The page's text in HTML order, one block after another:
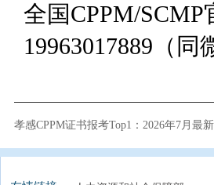
全国CPPM/
19963017889（同
孝感CPPM证书报考Top1：2026年7月最